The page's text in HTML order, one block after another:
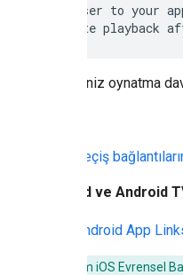
take user to your
initiate playback
İstediğiniz oynatma
Geçiş
Android ve Android
Android App
Hem iOS Evrensel